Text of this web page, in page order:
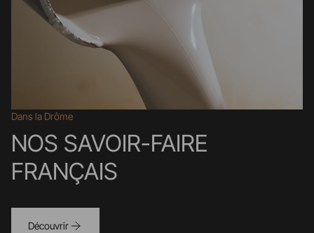
Dans la Drôme
NOS SAVOIR-FAIRE
FRANÇAIS
Découvrir